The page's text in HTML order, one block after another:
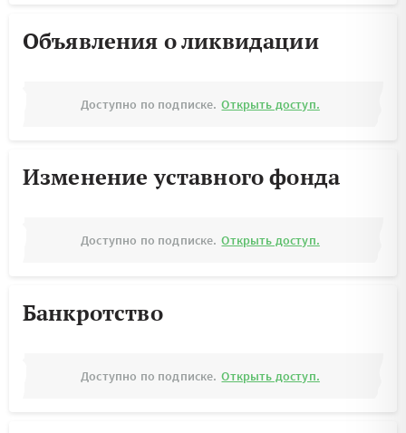
Объявления о ликвидации
Доступно по подписке. Открыть доступ.
Изменение уставного фонда
Доступно по подписке. Открыть доступ.
Банкротство
Доступно по подписке. Открыть доступ.